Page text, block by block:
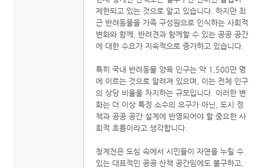
제한되고 있는 것으로 알고 있습니다. 하지만 최
근 반려동물을 가족 구성원으로 인식하는 사회적
변화와 함께, 반려견과 함께할 수 있는 공공 공간
에 대한 수요가 지속적으로 증가하고 있습니다.
특히 국내 반려동물 양육 인구는 약 1,500만 명
에 이르는 것으로 알려져 있으며, 이는 전체 인구
의 상당 비율을 차지하는 규모입니다. 이러한 변
화는 더 이상 특정 소수의 요구가 아닌, 도시 정
책과 공공 공간 설계에 반영되어야 할 중요한 사
회적 흐름이라고 생각합니다.
청계천은 도심 속에서 시민들이 자연을 누릴 수
있는 대표적인 공공 산책 공간임에도 불구하고,